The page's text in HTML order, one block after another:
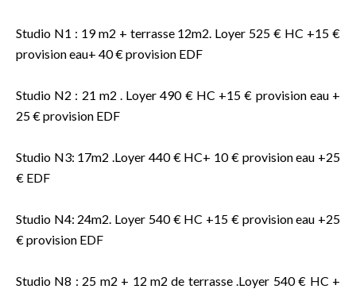
Studio N1 : 19 m2 + terrasse 12m2. Loyer 525 € HC +15 €
provision eau+ 40 € provision EDF
Studio N2 : 21 m2 . Loyer 490 € HC +15 € provision eau +
25 € provision EDF
Studio N3: 17m2 .Loyer 440 € HC+ 10 € provision eau +25
€ EDF
Studio N4: 24m2. Loyer 540 € HC +15 € provision eau +25
€ provision EDF
Studio N8 : 25 m2 + 12 m2 de terrasse .Loyer 540 € HC +